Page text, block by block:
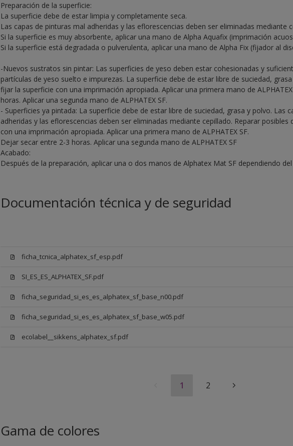
Preparación de la superficie:
La superficie debe de estar limpia y completamente seca.
Las capas de pinturas mal adheridas y las eflorescencias deben ser eliminadas mediante
Si la superficie es muy absorbente, aplicar una mano de Alpha Aquafix (imprimación
Si la superficie está degradada o pulverulenta, aplicar una mano de Alpha Fix (fijador al
-Nuevos sustratos sin pintar: Las superficies de yeso deben estar cohesionadas y
partículas de yeso suelto e impurezas. La superficie debe de estar libre de suciedad,
fijar la superficie con una imprimación apropiada. Aplicar una primera mano de
horas. Aplicar una segunda mano de ALPHATEX SF.
- Superficies ya pintada: La superficie debe de estar libre de suciedad, grasa y polvo. Las
adheridas y las eflorescencias deben ser eliminadas mediante cepillado. Reparar posibles
con una imprimación apropiada. Aplicar una primera mano de ALPHATEX SF.
Dejar secar entre 2-3 horas. Aplicar una segunda mano de ALPHATEX SF
Acabado:
Después de la preparación, aplicar una o dos manos de Alphatex Mat SF dependiendo
Documentación técnica y de seguridad
ficha_tcnica_alphatex_sf_esp.pdf
SI_ES_ES_ALPHATEX_SF.pdf
ficha_seguridad_si_es_es_alphatex_sf_base_n00.pdf
ficha_seguridad_si_es_es_alphatex_sf_base_w05.pdf
ecolabel__sikkens_alphatex_sf.pdf
1 2
Gama de colores